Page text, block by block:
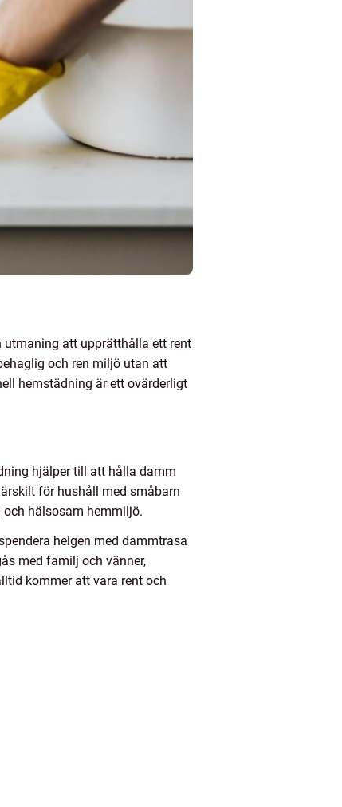
utmaning att upprätthålla ett rent
och ren miljö utan att
hemstädning är ett ovärderligt
hjälper till att hålla damm
för hushåll med småbarn
hälsosam hemmiljö.
helgen med dammtrasa
med familj och vänner,
kommer att vara rent och